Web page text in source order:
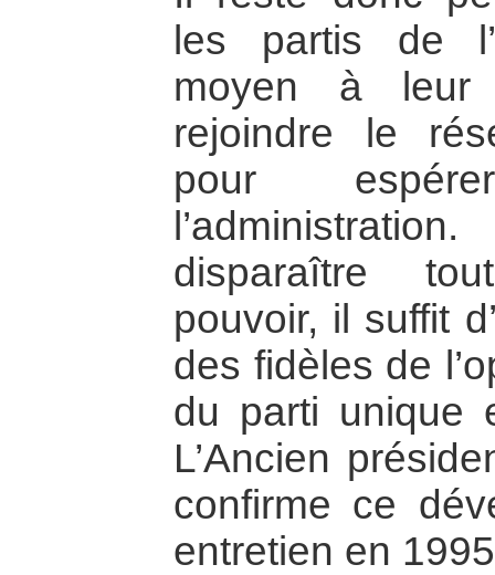
les partis de
moyen à leur
rejoindre le
pour
disparaître
pouvoir, il suffit
des fidèles de
du parti unique
L’Ancien
confirme ce
entretien en